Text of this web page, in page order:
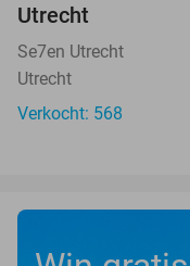
Utrecht
Se7en Utrecht
Utrecht
Verkocht: 568